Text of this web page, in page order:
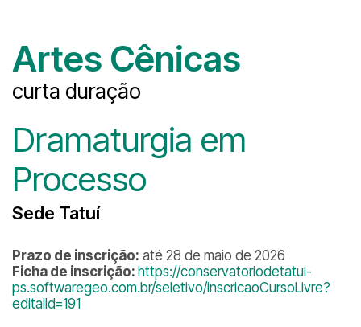
Artes Cênicas
curta duração
Dramaturgia em
Processo
Sede Tatuí
Prazo de inscrição: até 28 de maio de 2026
Ficha de inscrição: https://conservatoriodetatui-
ps.softwaregeo.com.br/seletivo/inscricaoCursoLivre?
editalId=191